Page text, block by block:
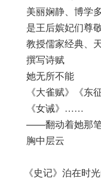
美丽娴静、博学多
是王后嫔妃们尊
教授儒家经典、
撰写诗赋
她无所不能
《大雀赋》《东征
《女诫》……
——翻动着她那笔
胸中层云
《史记》泊在时光